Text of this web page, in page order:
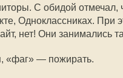
С обидой отмечал,
Одноклассниках. При
нет! Они занимались
«фаг» — пожирать.